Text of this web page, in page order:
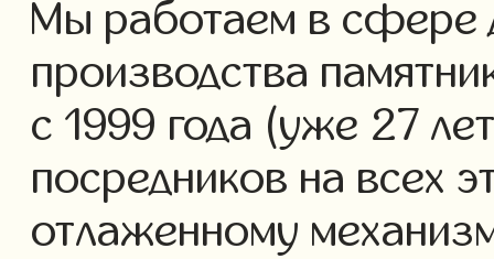
Мы работаем в сфере
производства
с 1999 года (уже 27
посредников на всех
отлаженному